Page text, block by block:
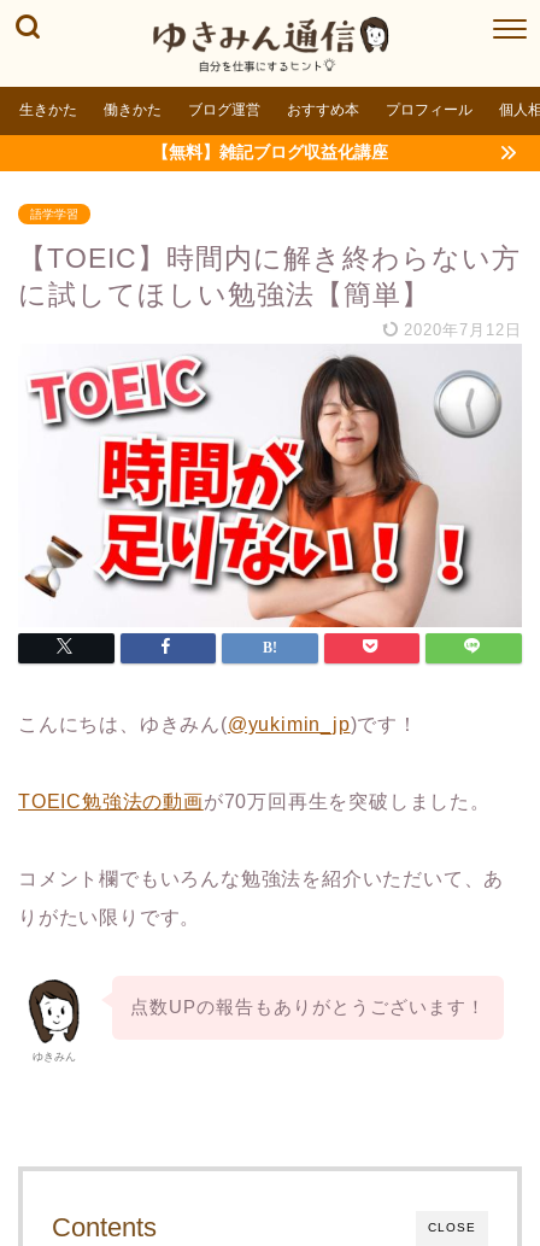
生きかた 働きかた ブログ運営 おすすめ本 プロフィール 個人
【無料】雑記ブログ収益化講座
語学学習
【TOEIC】時間内に解き終わらない方
に試してほしい勉強法【簡単】
2020年7月12日
こんにちは、ゆきみん(@yukimin_jp)です！
TOEIC勉強法の動画が70万回再生を突破しました。
コメント欄でもいろんな勉強法を紹介いただいて、あ
りがたい限りです。
ゆきみん
点数UPの報告もありがとうございます！
CLOSE
Contents